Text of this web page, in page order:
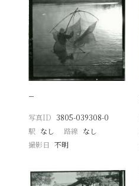
−
写真ID 3805-039308-0
駅 なし 路線 なし
撮影日
不明